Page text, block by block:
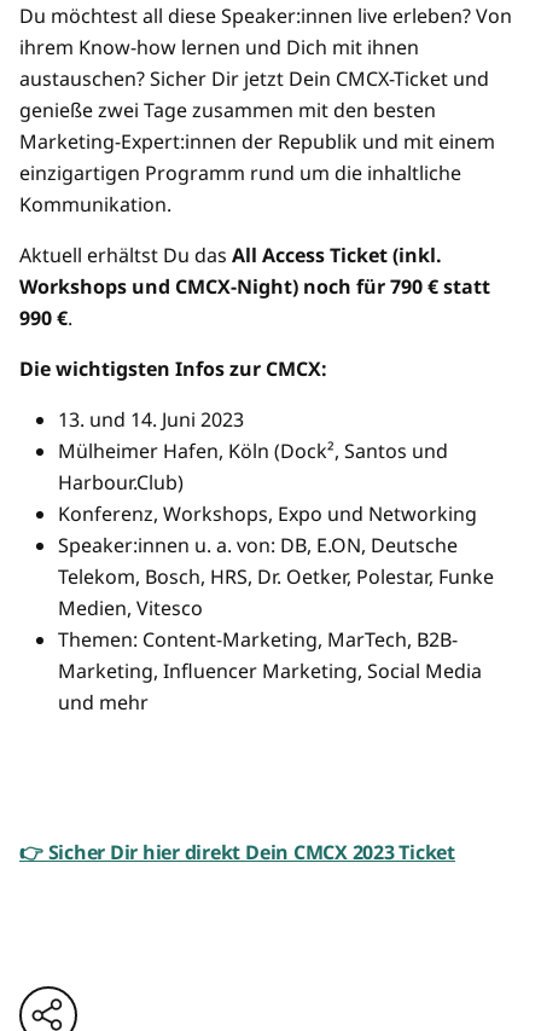
Du möchtest all diese Speaker:innen live erleben? Von
ihrem Know-how lernen und Dich mit ihnen
austauschen? Sicher Dir jetzt Dein CMCX-Ticket und
genieße zwei Tage zusammen mit den besten
Marketing-Expert:innen der Republik und mit einem
einzigartigen Programm rund um die inhaltliche
Kommunikation.
Aktuell erhältst Du das All Access Ticket (inkl.
Workshops und CMCX-Night) noch für 790 € statt
990 €.
Die wichtigsten Infos zur CMCX:
13. und 14. Juni 2023
Mülheimer Hafen, Köln (Dock², Santos und
Harbour.Club)
Konferenz, Workshops, Expo und Networking
Speaker:innen u. a. von: DB, E.ON, Deutsche
Telekom, Bosch, HRS, Dr. Oetker, Polestar, Funke
Medien, Vitesco
Themen: Content-Marketing, MarTech, B2B-
Marketing, Influencer Marketing, Social Media
und mehr
👉 Sicher Dir hier direkt Dein CMCX 2023 Ticket